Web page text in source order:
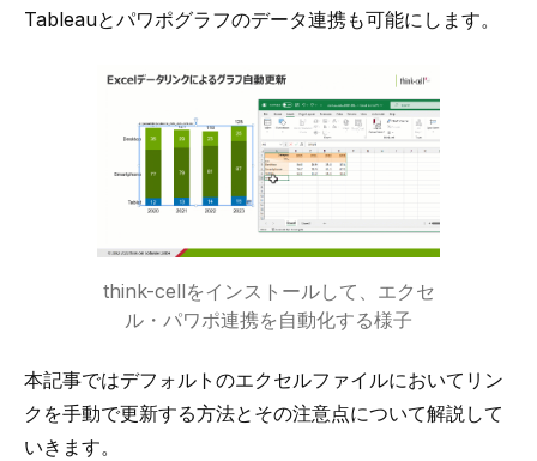
Tableauとパワポグラフのデータ連携も可能にします。
think-cellをインストールして、エクセ
ル・パワポ連携を自動化する様子
本記事ではデフォルトのエクセルファイルにおいてリン
クを手動で更新する方法とその注意点について解説して
いきます。